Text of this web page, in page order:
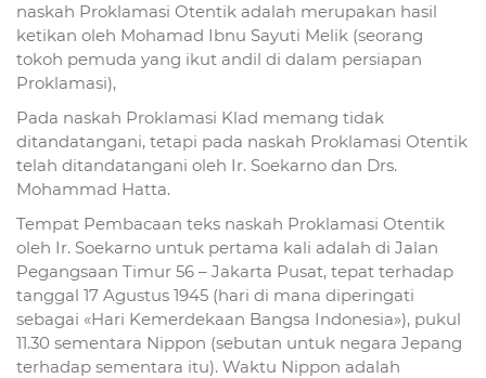
naskah Proklamasi Otentik adalah merupakan hasil
ketikan oleh Mohamad Ibnu Sayuti Melik (seorang
tokoh pemuda yang ikut andil di dalam persiapan
Proklamasi),
Pada naskah Proklamasi Klad memang tidak
ditandatangani, tetapi pada naskah Proklamasi Otentik
telah ditandatangani oleh Ir. Soekarno dan Drs.
Mohammad Hatta.
Tempat Pembacaan teks naskah Proklamasi Otentik
oleh Ir. Soekarno untuk pertama kali adalah di Jalan
Pegangsaan Timur 56 – Jakarta Pusat, tepat terhadap
tanggal 17 Agustus 1945 (hari di mana diperingati
sebagai «Hari Kemerdekaan Bangsa Indonesia»), pukul
11.30 sementara Nippon (sebutan untuk negara Jepang
terhadap sementara itu). Waktu Nippon adalah